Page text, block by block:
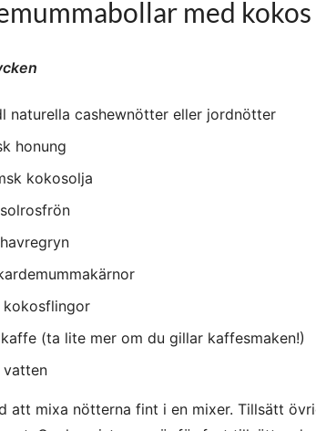
med
naturella cashewnötter eller jordnötter
honung
kokosolja
kokosflingor
kaffe (ta lite mer om du gillar kaffesmaken!)
att mixa nötterna fint i en mixer. Tillsätt